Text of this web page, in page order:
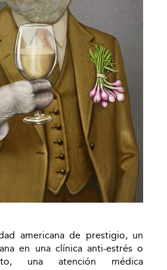
americana de prestigio, un
en una clínica anti-estrés o
una atención médica